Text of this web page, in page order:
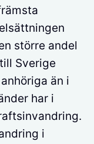
större andel
Sverige
än i
har i
i